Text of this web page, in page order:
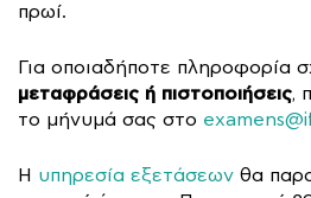
πρωί.
Για οποιαδήποτε πληροφορία
μεταφράσεις ή πιστοποιήσεις,
το μήνυμά σας στο
Η υπηρεσία εξετάσεων θα